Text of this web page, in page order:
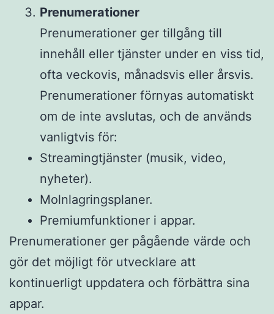
Prenumerationer
Prenumerationer ger tillgång till
innehåll eller tjänster under en viss tid,
ofta veckovis, månadsvis eller årsvis.
Prenumerationer förnyas automatiskt
om de inte avslutas, och de används
vanligtvis för:
Streamingtjänster (musik, video,
nyheter).
Molnlagringsplaner.
Premiumfunktioner i appar.
Prenumerationer ger pågående värde och
gör det möjligt för utvecklare att
kontinuerligt uppdatera och förbättra sina
appar.